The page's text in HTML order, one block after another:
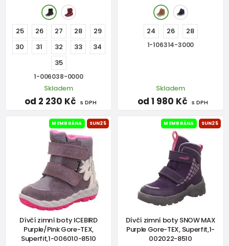
25 26 27 28
29
30
31 32 33
34
35
1-006038-0000
Skladem
od 2 230 Kč s DPH
24 26 28
1-106314-3000
Skladem
od 1 980 Kč s DPH
MEMBRÁNA SUN25
Dívčí zimní boty ICEBIRD
Purple/Pink Gore-TEX,
Superfit,1-006010-8510
MEMBRÁNA SUN25
Dívčí zimní boty SNOW MAX
Purple Gore-TEX, Superfit,1-
002022-8510